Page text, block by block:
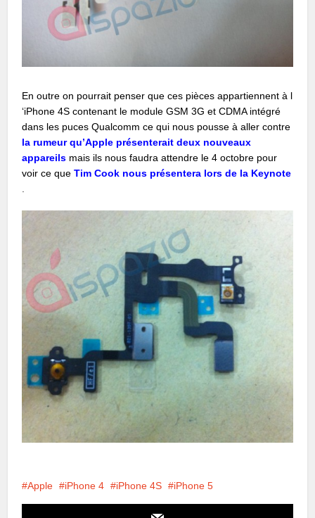
En outre on pourrait penser que ces pièces appartiennent à l
‘iPhone 4S contenant le module GSM 3G et CDMA intégré
dans les puces Qualcomm ce qui nous pousse à aller contre
la rumeur qu’Apple présenterait deux nouveaux
appareils mais ils nous faudra attendre le 4 octobre pour
voir ce que Tim Cook nous présentera lors de la Keynote
Apple iPhone 4 iPhone 4S iPhone 5